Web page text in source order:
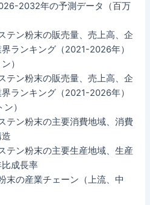
2032年の予測データ（百万
テン粉末の販売量、売上高、企
ランキング（2021-2026年）
）
テン粉末の販売量、売上高、企
ランキング（2021-2026年）
）
テン粉末の主要消費地域、消費
テン粉末の主要生産地域、生産
成長率
末の産業チェーン（上流、中